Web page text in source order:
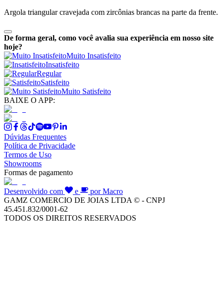
Argola triangular cravejada com zircônias brancas na parte da frente.
De forma geral, como você avalia sua experiência em nosso site
hoje?
Muito Insatisfeito
Insatisfeito
Regular
Satisfeito
Muito Satisfeito
BAIXE O APP:
Dúvidas Frequentes
Política de Privacidade
Termos de Uso
Showrooms
Formas de pagamento
Desenvolvido com e
por Macro
GAMZ COMERCIO DE JOIAS LTDA © - CNPJ
45.451.832/0001-62
TODOS OS DIREITOS RESERVADOS